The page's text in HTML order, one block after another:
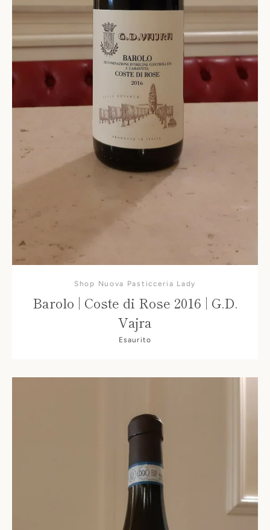
Shop Nuova Pasticceria Lady
Barolo | Coste di Rose 2016 | G.D.
Vajra
Esaurito